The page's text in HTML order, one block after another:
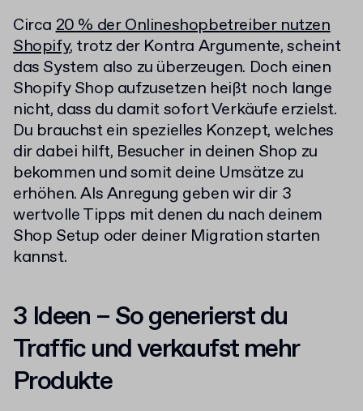
Circa20 % der Onlineshopbetreiber nutzen
Shopify, trotz der Kontra Argumente, scheint
das System also zu überzeugen. Doch einen
Shopify Shop aufzusetzen heißt noch lange
nicht, dass du damit sofort Verkäufe erzielst.
Du brauchst ein spezielles Konzept, welches
dir dabei hilft, Besucher in deinen Shop zu
bekommen und somit deine Umsätze zu
erhöhen. Als Anregung geben wir dir 3
wertvolle Tipps mit denen du nach deinem
Shop Setup oder deiner Migration starten
kannst.
3 Ideen – So generierst du
Traffic und verkaufst mehr
Produkte